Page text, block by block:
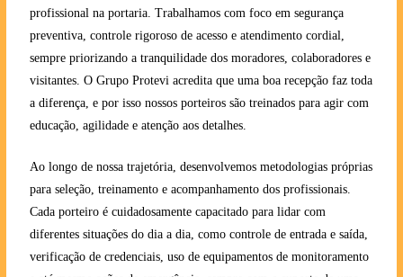
profissional na portaria. Trabalhamos com foco em segurança
preventiva, controle rigoroso de acesso e atendimento cordial,
sempre priorizando a tranquilidade dos moradores, colaboradores e
visitantes. O Grupo Protevi acredita que uma boa recepção faz toda
a diferença, e por isso nossos porteiros são treinados para agir com
educação, agilidade e atenção aos detalhes.
Ao longo de nossa trajetória, desenvolvemos metodologias próprias
para seleção, treinamento e acompanhamento dos profissionais.
Cada porteiro é cuidadosamente capacitado para lidar com
diferentes situações do dia a dia, como controle de entrada e saída,
verificação de credenciais, uso de equipamentos de monitoramento